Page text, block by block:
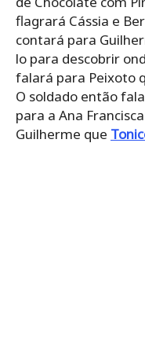
flagrará Cássia e
contará para
lo para descobrir
falará para Peixoto
O soldado então
para a Ana
Guilherme que